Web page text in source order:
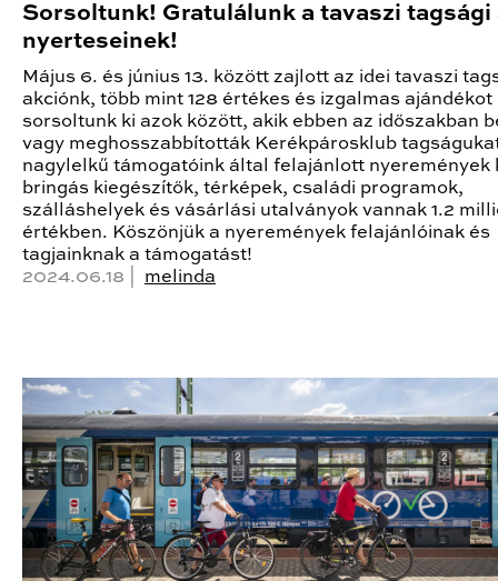
Sorsoltunk! Gratulálunk a tavaszi tagsági
nyerteseinek!
Május 6. és június 13. között zajlott az idei tavaszi
akciónk, több mint 128 értékes és izgalmas ajándékot
sorsoltunk ki azok között, akik ebben az időszakban
vagy meghosszabbították Kerékpárosklub
nagylelkű támogatóink által felajánlott nyeremények
bringás kiegészítők, térképek, családi programok,
szálláshelyek és vásárlási utalványok vannak 1.2
értékben. Köszönjük a nyeremények felajánlóinak és
tagjainknak a támogatást!
2024.06.18 | melinda